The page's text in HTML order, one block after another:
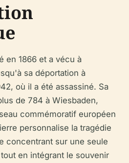
en 1866 et a vécu à
sa déportation à
où il a été assassiné. Sa
de 784 à Wiesbaden,
commémoratif européen
personnalise la tragédie
concentrant sur une seule
en intégrant le souvenir